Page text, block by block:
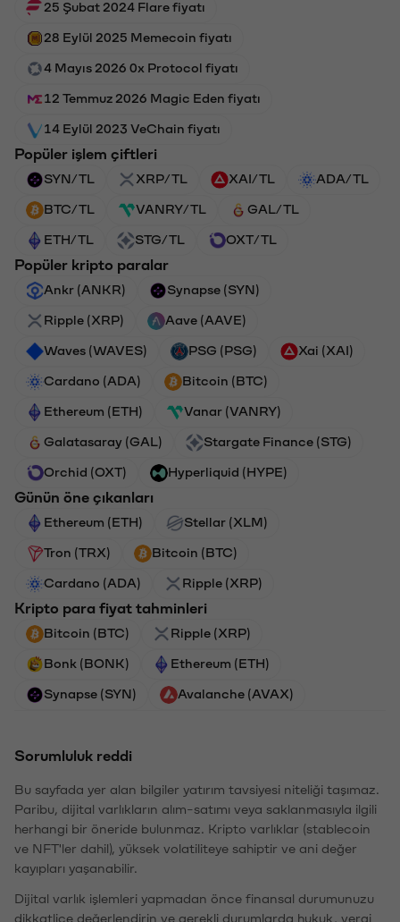
25 Şubat 2024 Flare fiyatı
28 Eylül 2025 Memecoin fiyatı
4 Mayıs 2026 0x Protocol fiyatı
12 Temmuz 2026 Magic Eden fiyatı
14 Eylül 2023 VeChain fiyatı
Popüler işlem çiftleri
SYN/TL XRP/TL XAI/TL ADA/TL
BTC/TL VANRY/TL GAL/TL
ETH/TL STG/TL OXT/TL
Popüler kripto paralar
Ankr (ANKR) Synapse (SYN)
Ripple (XRP) Aave (AAVE)
Waves (WAVES) PSG (PSG) Xai (XAI)
Cardano (ADA) Bitcoin (BTC)
Ethereum (ETH) Vanar (VANRY)
Galatasaray (GAL) Stargate Finance (STG)
Orchid (OXT) Hyperliquid (HYPE)
Günün öne çıkanları
Ethereum (ETH) Stellar (XLM)
Tron (TRX) Bitcoin (BTC)
Cardano (ADA) Ripple (XRP)
Kripto para fiyat tahminleri
Bitcoin (BTC) Ripple (XRP)
Bonk (BONK) Ethereum (ETH)
Synapse (SYN) Avalanche (AVAX)
Sorumluluk reddi
Bu sayfada yer alan bilgiler yatırım tavsiyesi niteliği taşımaz.
Paribu, dijital varlıkların alım-satımı veya saklanmasıyla ilgili
herhangi bir öneride bulunmaz. Kripto varlıklar (stablecoin
ve NFT'ler dahil), yüksek volatiliteye sahiptir ve ani değer
kayıpları yaşanabilir.
Dijital varlık işlemleri yapmadan önce finansal durumunuzu
dikkatlice değerlendirin ve gerekli durumlarda hukuk, vergi